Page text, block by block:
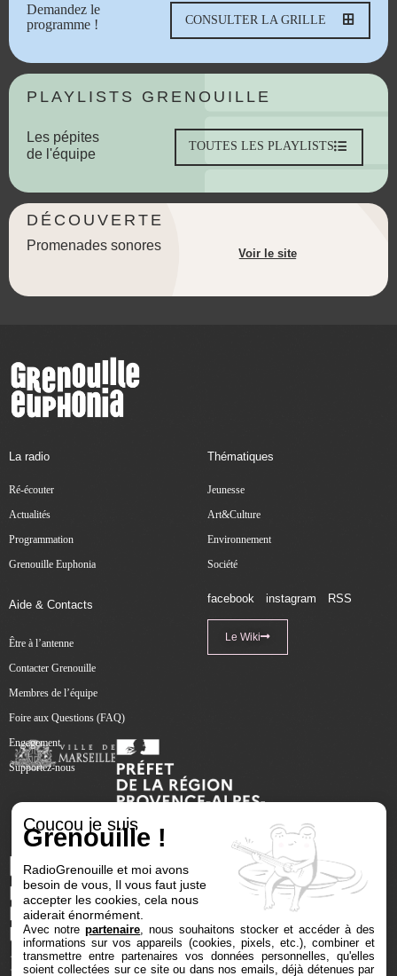
Demandez le
programme !
CONSULTER LA GRILLE
PLAYLISTS GRENOUILLE
Les pépites
de l'équipe
TOUTES LES PLAYLISTS
DÉCOUVERTE
Promenades sonores
Voir le site
La radio
Ré-écouter
Actualités
Programmation
Grenouille Euphonia
Thématiques
Jeunesse
Art&Culture
Environnement
Société
Aide & Contacts
Être à l’antenne
Contacter Grenouille
Membres de l’équipe
Foire aux Questions (FAQ)
Engagement
Supportez-nous
facebook instagram RSS
Le Wiki
Coucou je suis
Grenouille !
RadioGrenouille et moi avons
besoin de vous, Il vous faut juste
accepter les cookies, cela nous
aiderait énormément.
Avec notrepartenaire , nous souhaitons stocker et accéder à des
informations sur vos appareils (cookies, pixels, etc.), combiner et
transmettre entre partenaires vos données personnelles, qu'elles
soient collectées sur ce site ou dans nos emails, déjà détenues par